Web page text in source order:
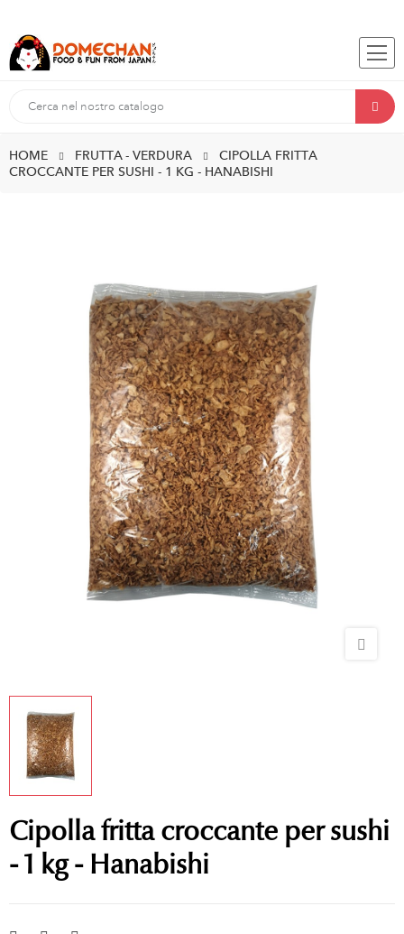
HOME FRUTTA - VERDURA
CIPOLLA FRITTA
CROCCANTE PER SUSHI - 1 KG - HANABISHI
Cipolla fritta croccante per sushi
- 1 kg - Hanabishi